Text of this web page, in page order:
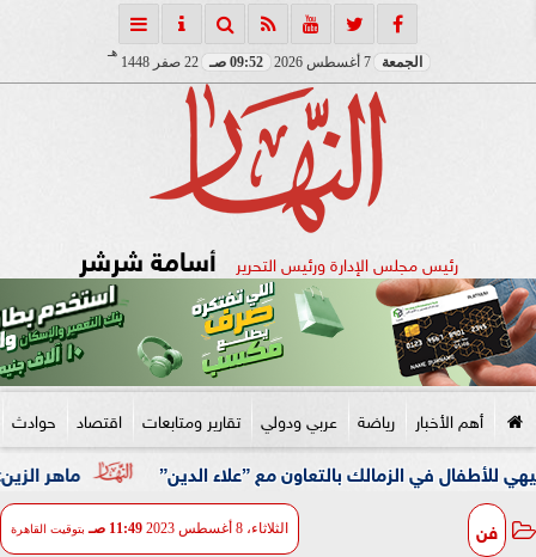
الجمعة 7 أغسطس 2026 09:52 صـ 22 صفر 1448
هـ
رئيس مجلس الإدارة ورئيس التحرير أسامة شرشر
أهم الأخبار رياضة عربي ودولي تقارير ومتابعات اقتصاد حوادث
ماهر الزين: 25 حافلة تُعيد 1250 سودانيًا ضمن الفوج الـ41.. والالتزام بوثائق السفر عزز انسيابية العودة الطوعية الزمالك بالتعاون مع ”علاء الدين”
فن الثلاثاء، 8 أغسطس 2023 11:49 صـ بتوقيت القاهرة